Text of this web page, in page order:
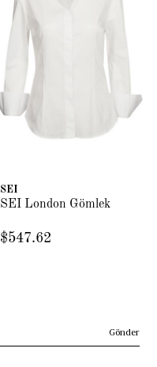
SEI
SEI London Gömlek
$547.62
Gönder